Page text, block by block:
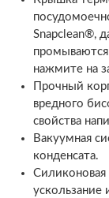
Snapclean®,
нажмите на
Прочный
вредного
свойства
Вакуумная
конденсата.
Силиконовая
ускользание